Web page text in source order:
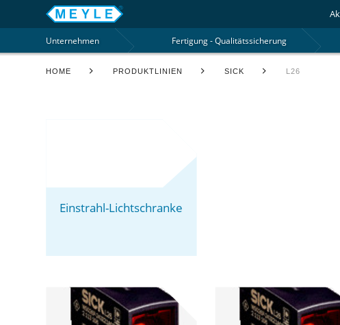
Fertigung - Qualitätssicherung
Unternehmen
HOME PRODUKTLINIEN SICK L26
Einstrahl-Lichtschranke